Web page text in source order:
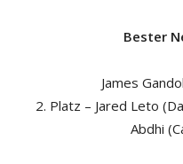
Bester
James
2. Platz – Jared Leto
Abdhi